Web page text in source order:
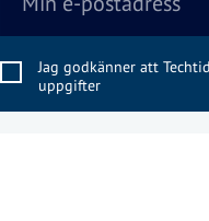
Jag godkänner att
uppgifter